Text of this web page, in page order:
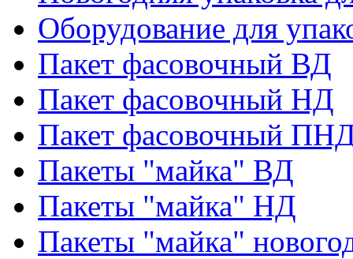
Оборудование для
Пакет фасовочный ВД
Пакет фасовочный НД
Пакет фасовочный
Пакеты "майка" ВД
Пакеты "майка" НД
Пакеты "майка"